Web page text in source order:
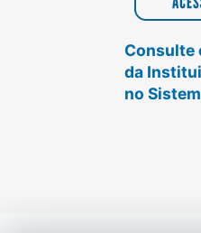
Consulte
da
no